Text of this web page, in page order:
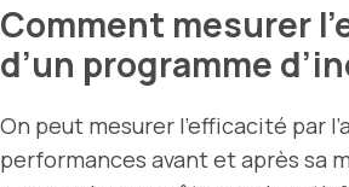
Comment mesurer
d’un programme
On peut mesurer l’efficacité par
performances avant et après sa